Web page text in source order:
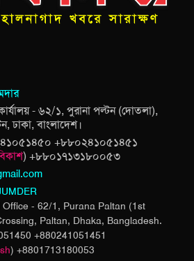
- ৬২/১, পুরানা পল্টন (দোতলা),
ঢাকা, বাংলাদেশ।
+৮৮০২৪১০৫১৪৫১
) +৮৮০১৭১৩১৮০০৫৩
- 62/1, Purana Paltan (1st
Paltan, Dhaka, Bangladesh.
+880241051451
) +8801713180053